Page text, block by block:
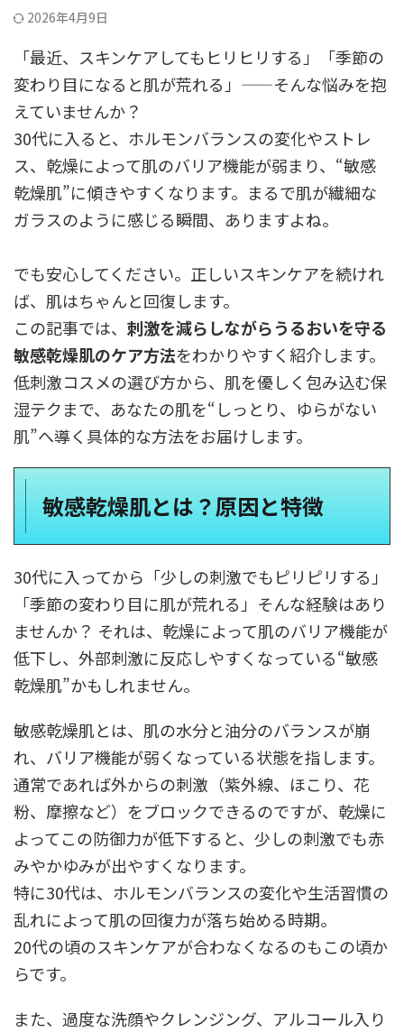
2026年4月9日
「最近、スキンケアしてもヒリヒリする」「季節の
変わり目になると肌が荒れる」——そんな悩みを抱
えていませんか？
30代に入ると、ホルモンバランスの変化やストレ
ス、乾燥によって肌のバリア機能が弱まり、“敏感
乾燥肌”に傾きやすくなります。まるで肌が繊細な
ガラスのように感じる瞬間、ありますよね。
でも安心してください。正しいスキンケアを続けれ
ば、肌はちゃんと回復します。
この記事では、 刺激を減らしながらうるおいを守る
敏感乾燥肌のケア方法をわかりやすく紹介します。
低刺激コスメの選び方から、肌を優しく包み込む保
湿テクまで、あなたの肌を“しっとり、ゆらがない
肌”へ導く具体的な方法をお届けします。
敏感乾燥肌とは？原因と特徴
30代に入ってから「少しの刺激でもピリピリする」
「季節の変わり目に肌が荒れる」そんな経験はあり
ませんか？ それは、乾燥によって肌のバリア機能が
低下し、外部刺激に反応しやすくなっている“敏感
乾燥肌”かもしれません。
敏感乾燥肌とは、肌の水分と油分のバランスが崩
れ、バリア機能が弱くなっている状態を指します。
通常であれば外からの刺激（紫外線、ほこり、花
粉、摩擦など）をブロックできるのですが、乾燥に
よってこの防御力が低下すると、少しの刺激でも赤
みやかゆみが出やすくなります。
特に30代は、ホルモンバランスの変化や生活習慣の
乱れによって肌の回復力が落ち始める時期。
20代の頃のスキンケアが合わなくなるのもこの頃か
らです。
また、過度な洗顔やクレンジング、アルコール入り